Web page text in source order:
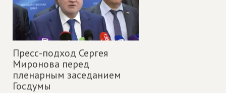
Пресс-подход Сергея
Миронова перед
пленарным заседанием
Госдумы